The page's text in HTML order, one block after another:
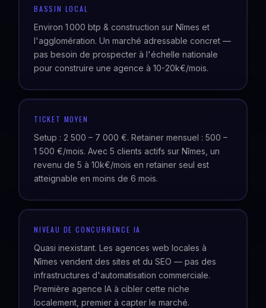
BASSIN LOCAL
Environ 1 000 btp & construction sur Nîmes et
l'agglomération. Un marché adressable concret —
pas besoin de prospecter à l'échelle nationale
pour construire une agence à 10-20k€/mois.
TICKET MOYEN
Setup : 2 500 – 7 000 €. Retainer mensuel : 500 –
1 500 €/mois. Avec 5 clients actifs sur Nîmes, un
revenu de 5 à 10k€/mois en retainer seul est
atteignable en moins de 6 mois.
NIVEAU DE CONCURRENCE IA
Quasi inexistant. Les agences web locales à
Nîmes vendent des sites et du SEO — pas des
infrastructures d'automatisation commerciale.
Première agence IA à cibler cette niche
localement, premier à capter le marché.